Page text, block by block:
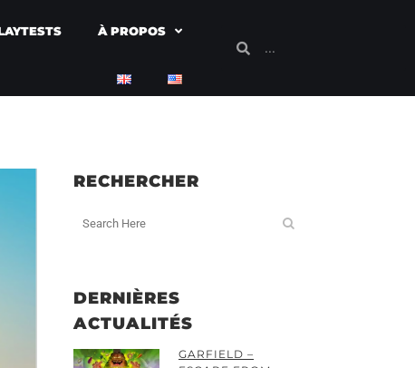
À PROPOS
RECHERCHER
DERNIÈRES
ACTUALITÉS
GARFIELD –